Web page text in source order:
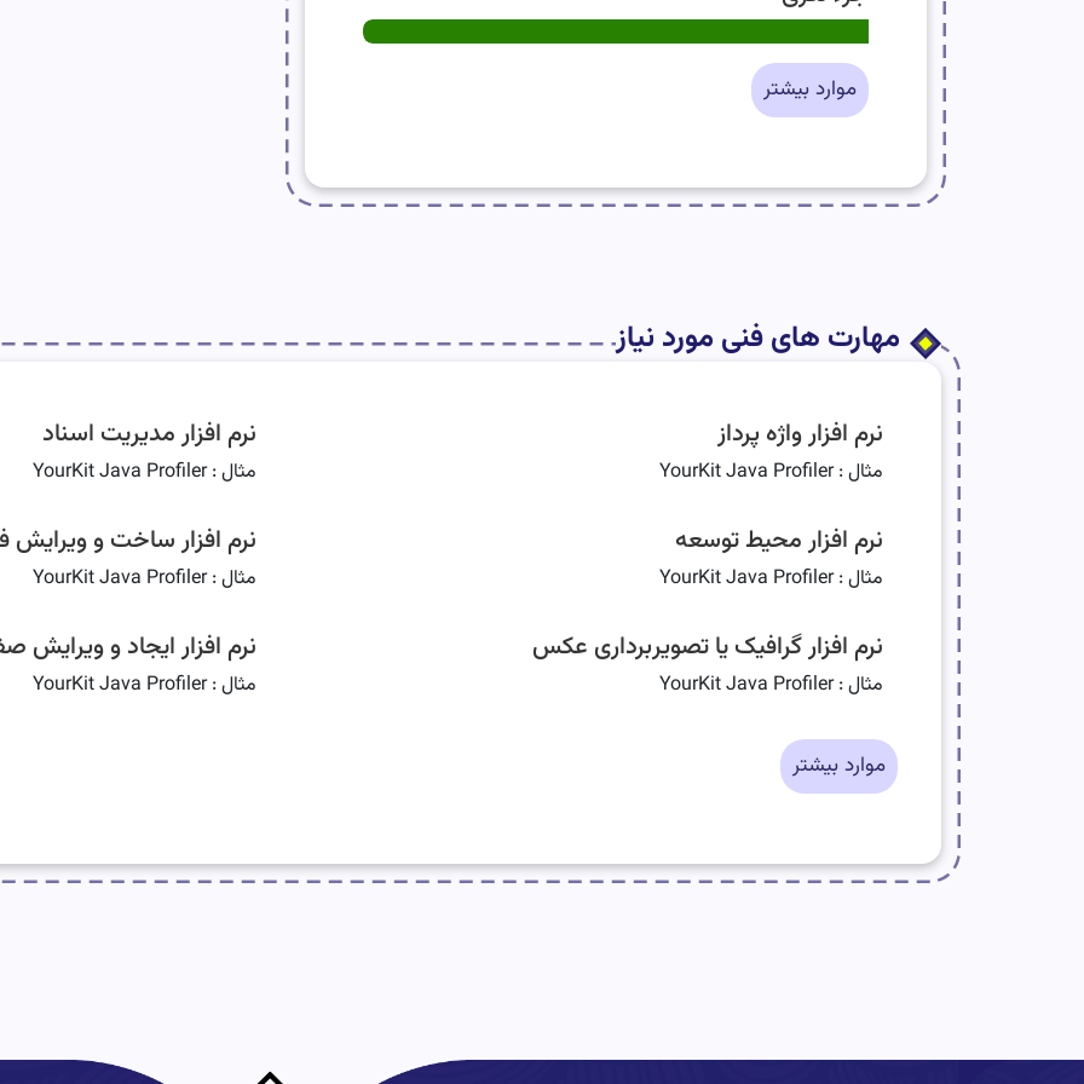
موارد بیشتر
مهارت های فنی مورد نیاز
نرم افزار واژه پرداز
مثال : YourKit Java Profiler
نرم افزار مدیریت اسناد
مثال : YourKit Java Profiler
نرم افزار محیط توسعه
مثال : YourKit Java Profiler
نرم افزار ساخت و ویرایش
مثال : YourKit Java Profiler
نرم افزار گرافیک یا تصویربرداری عکس
مثال : YourKit Java Profiler
نرم افزار ایجاد و
مثال : YourKit Java Profiler
موارد بیشتر